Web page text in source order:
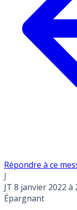
Répondre à ce
J
JT 8 janvier 2022 à
Épargnant